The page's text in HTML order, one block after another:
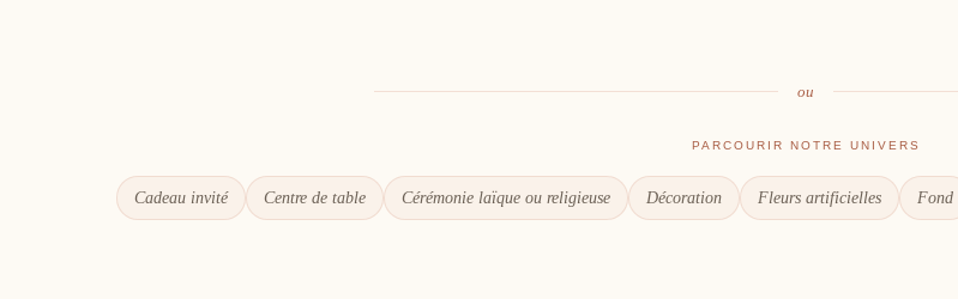
ou
PARCOURIR NOTRE UNIVERS
Cadeau invité Centre de table Cérémonie laïque ou religieuse Décoration Fleurs artificielles Fond